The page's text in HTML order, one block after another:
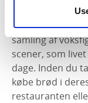
udstilling
landet’ i
samling af
scener, som
dage. Inden du
købe brød i
restauranten